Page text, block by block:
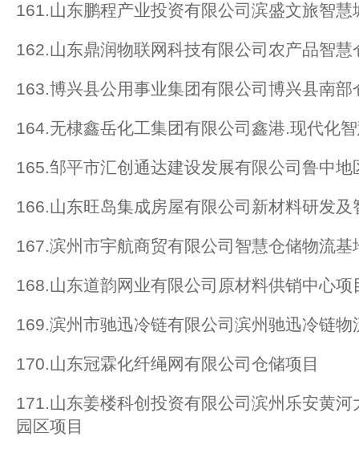
161.山东鹏程产业投资有限公司滨盛文旅智慧
162.山东鼎润物联网科技有限公司农产品智
163.博兴县公用事业集团有限公司博兴县南部
164.无棣鑫岳化工集团有限公司鑫港.现代化
165.邹平市汇创通达建设发展有限公司鲁中地
166.山东旺岛集成房屋有限公司新材料研发及
167.滨州市宇航商贸有限公司智慧仓储物流基
168.山东道韵网业有限公司原材料供销中心项
169.滨州市驰迅冷链有限公司滨州驰迅冷链物
170.山东冠霖化纤绳网有限公司仓储项目
171.山东姜楼科创投资有限公司滨州乐安黄
园区项目